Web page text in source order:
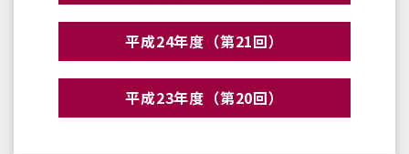
平成24年度（第21回）
平成23年度（第20回）